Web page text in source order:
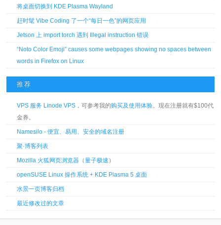
将桌面切换到 KDE Plasma Wayland
赶时髦 Vibe Coding 了一个“每日一色”的网页应用
Jetson 上 import torch 遇到 Illegal instruction 错误
“Noto Color Emoji” causes some webpages showing no spaces between
words in Firefox on Linux
推荐
VPS 服务 Linode VPS ，可参考我的购买及使用体验。现在注册就有$100代
金券。
Namesilo - 便宜、易用、安全的域名注册
聚·博客列表
Mozilla 火狐网页浏览器 （量子极速 ）
openSUSE Linux 操作系统 + KDE Plasma 5 桌面
水景一页博客归档
最近修改过的文章